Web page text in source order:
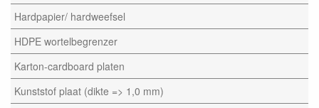
Hardpapier/ hardweefsel
HDPE wortelbegrenzer
Karton-cardboard platen
Kunststof plaat (dikte => 1,0 mm)